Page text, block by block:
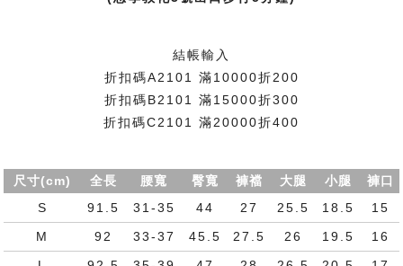
結帳輸入
折扣碼A2101 滿10000折200
折扣碼B2101 滿15000折300
折扣碼C2101 滿20000折400
尺寸(cm) 全長 腰寬 臀寬 褲襠 大腿 小腿
褲口
S
91.5 31-35 44 27 25.5 18.5
15
M
92 33-37 45.5 27.5 26 19.5
16